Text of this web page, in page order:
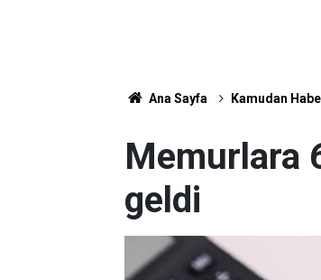
Ana Sayfa Kamudan
Memurlara
geldi